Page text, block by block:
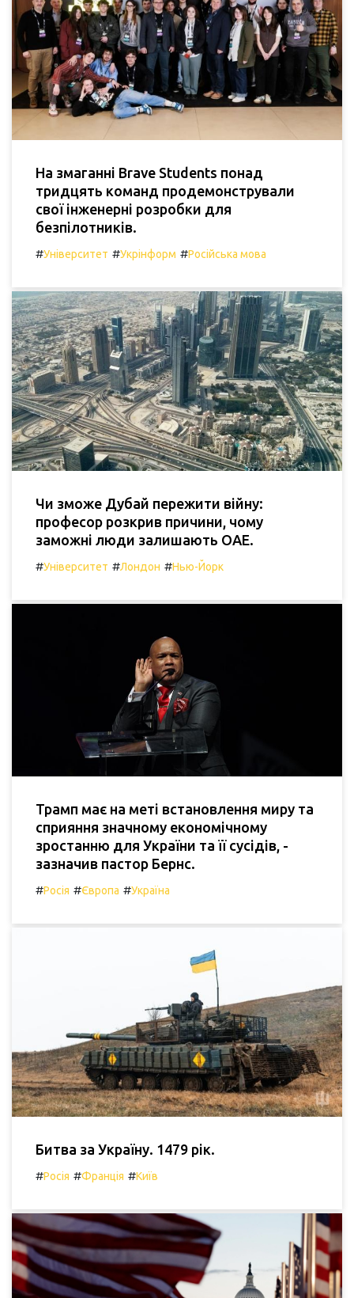
На змаганні Brave Students понад
тридцять команд продемонстрували
свої інженерні розробки для
безпілотників.
#Університет #Укрінформ #Російська мова
Чи зможе Дубай пережити війну:
професор розкрив причини, чому
заможні люди залишають ОАЕ.
#Університет #Лондон #Нью-Йорк
Трамп має на меті встановлення миру та
сприяння значному економічному
зростанню для України та її сусідів, -
зазначив пастор Бернс.
#Росія #Європа #Україна
Битва за Україну. 1479 рік.
#Росія #Франція #Київ